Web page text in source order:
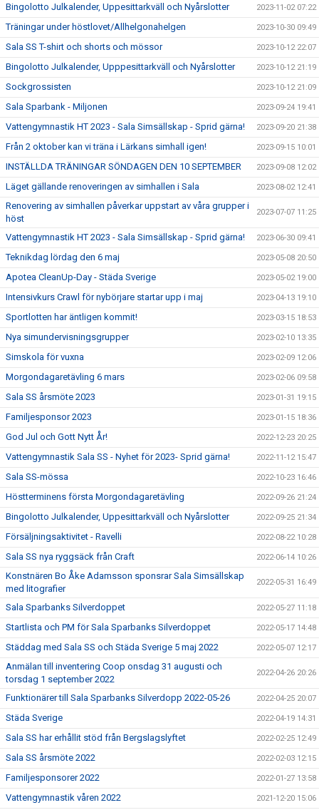
Bingolotto Julkalender, Uppesittarkväll och Nyårslotter 2023-11-02 07:22
Träningar under höstlovet/Allhelgonahelgen 2023-10-30 09:49
Sala SS T-shirt och shorts och mössor 2023-10-12 22:07
Bingolotto Julkalender, Upppesittarkväll och Nyårslotter 2023-10-12 21:19
Sockgrossisten 2023-10-12 21:09
Sala Sparbank - Miljonen 2023-09-24 19:41
Vattengymnastik HT 2023 - Sala Simsällskap - Sprid gärna! 2023-09-20 21:38
Från 2 oktober kan vi träna i Lärkans simhall igen! 2023-09-15 10:01
INSTÄLLDA TRÄNINGAR SÖNDAGEN DEN 10 SEPTEMBER 2023-09-08 12:02
Läget gällande renoveringen av simhallen i Sala 2023-08-02 12:41
Renovering av simhallen påverkar uppstart av våra grupper i
höst
2023-07-07 11:25
Vattengymnastik HT 2023 - Sala Simsällskap - Sprid gärna! 2023-06-30 09:41
Teknikdag lördag den 6 maj 2023-05-08 20:50
Apotea CleanUp-Day - Städa Sverige 2023-05-02 19:00
Intensivkurs Crawl för nybörjare startar upp i maj 2023-04-13 19:10
Sportlotten har äntligen kommit! 2023-03-15 18:53
Nya simundervisningsgrupper 2023-02-10 13:35
Simskola för vuxna 2023-02-09 12:06
Morgondagaretävling 6 mars 2023-02-06 09:58
Sala SS årsmöte 2023 2023-01-31 19:15
Familjesponsor 2023 2023-01-15 18:36
God Jul och Gott Nytt År! 2022-12-23 20:25
Vattengymnastik Sala SS - Nyhet för 2023- Sprid gärna! 2022-11-12 15:47
Sala SS-mössa 2022-10-23 16:46
Höstterminens första Morgondagaretävling 2022-09-26 21:24
Bingolotto Julkalender, Uppesittarkväll och Nyårslotter 2022-09-25 21:34
Försäljningsaktivitet - Ravelli 2022-08-22 10:28
Sala SS nya ryggsäck från Craft 2022-06-14 10:26
Konstnären Bo Åke Adamsson sponsrar Sala Simsällskap
med litografier
2022-05-31 16:49
Sala Sparbanks Silverdoppet 2022-05-27 11:18
Startlista och PM för Sala Sparbanks Silverdoppet 2022-05-17 14:48
Städdag med Sala SS och Städa Sverige 5 maj 2022 2022-05-07 12:17
Anmälan till inventering Coop onsdag 31 augusti och
torsdag 1 september 2022
2022-04-26 20:26
Funktionärer till Sala Sparbanks Silverdopp 2022-05-26 2022-04-25 20:07
Städa Sverige 2022-04-19 14:31
Sala SS har erhållit stöd från Bergslagslyftet 2022-02-25 12:49
Sala SS årsmöte 2022 2022-02-03 12:15
Familjesponsorer 2022 2022-01-27 13:58
Vattengymnastik våren 2022 2021-12-20 15:06